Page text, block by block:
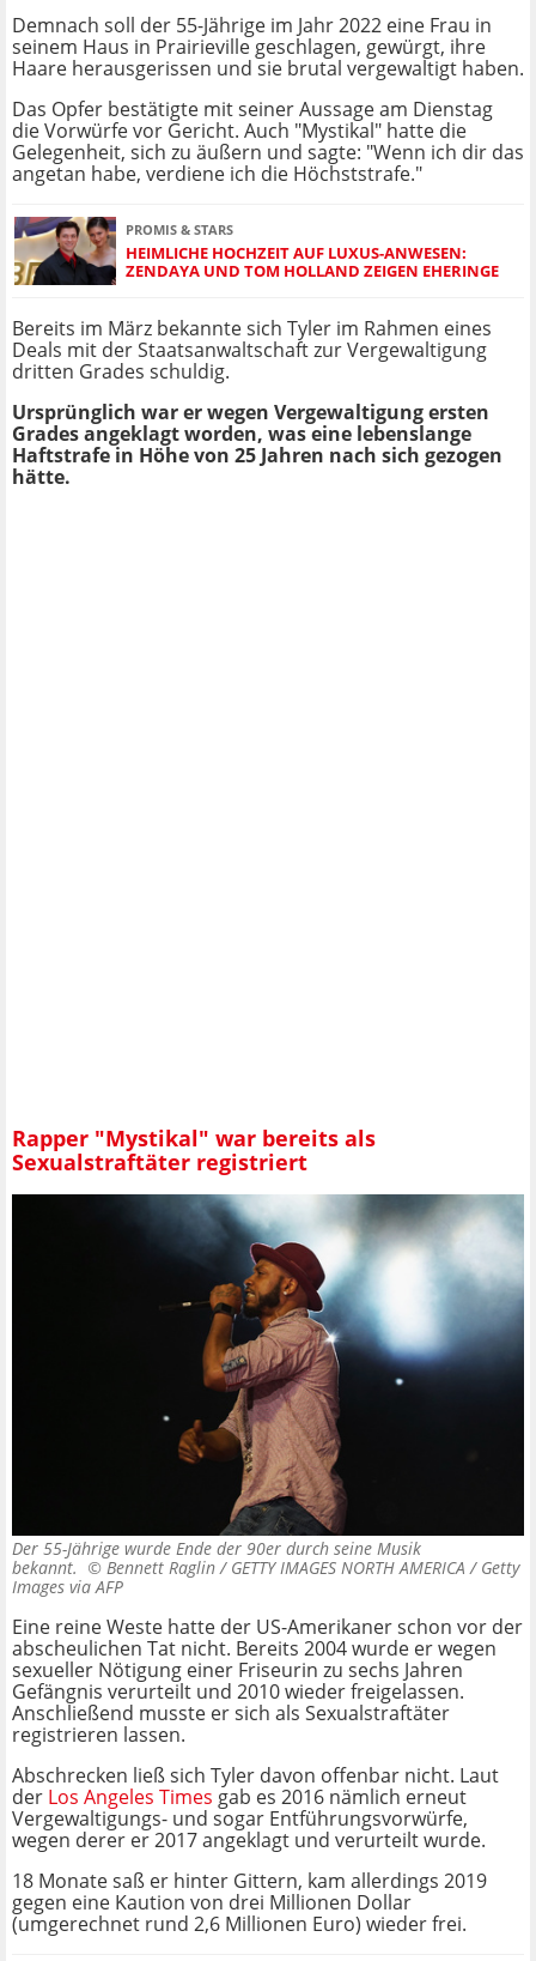
Demnach soll der 55-Jährige im Jahr 2022 eine Frau in
seinem Haus in Prairieville geschlagen, gewürgt, ihre
Haare herausgerissen und sie brutal vergewaltigt haben.
Das Opfer bestätigte mit seiner Aussage am Dienstag
die Vorwürfe vor Gericht. Auch "Mystikal" hatte die
Gelegenheit, sich zu äußern und sagte: "Wenn ich dir das
angetan habe, verdiene ich die Höchststrafe."
PROMIS & STARS
HEIMLICHE HOCHZEIT AUF LUXUS-ANWESEN:
ZENDAYA UND TOM HOLLAND ZEIGEN EHERINGE
Bereits im März bekannte sich Tyler im Rahmen eines
Deals mit der Staatsanwaltschaft zur Vergewaltigung
dritten Grades schuldig.
Ursprünglich war er wegen Vergewaltigung ersten
Grades angeklagt worden, was eine lebenslange
Haftstrafe in Höhe von 25 Jahren nach sich gezogen
hätte.
Rapper "Mystikal" war bereits als
Sexualstraftäter registriert
Der 55-Jährige wurde Ende der 90er durch seine Musik
bekannt. © Bennett Raglin / GETTY IMAGES NORTH AMERICA / Getty
Images via AFP
Eine reine Weste hatte der US-Amerikaner schon vor der
abscheulichen Tat nicht. Bereits 2004 wurde er wegen
sexueller Nötigung einer Friseurin zu sechs Jahren
Gefängnis verurteilt und 2010 wieder freigelassen.
Anschließend musste er sich als Sexualstraftäter
registrieren lassen.
Abschrecken ließ sich Tyler davon offenbar nicht. Laut
der Los Angeles Times gab es 2016 nämlich erneut
Vergewaltigungs- und sogar Entführungsvorwürfe,
wegen derer er 2017 angeklagt und verurteilt wurde.
18 Monate saß er hinter Gittern, kam allerdings 2019
gegen eine Kaution von drei Millionen Dollar
(umgerechnet rund 2,6 Millionen Euro) wieder frei.